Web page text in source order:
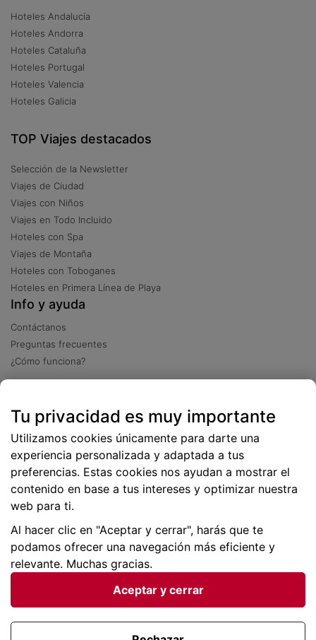
Hoteles Andalucía
Hoteles Andorra
Hoteles Cataluña
Hoteles Portugal
Hoteles Valencia
Hoteles Galicia
TOP Viajes destacados
Selección de la Newsletter
Viajes de Ciudad
Viajes con Niños
Viajes en Todo Incluido
Hoteles con Spa
Viajes de Montaña
Hoteles con Toboganes
Hoteles en Primera Línea de Playa
Info y ayuda
Contáctanos
Preguntas frecuentes
¿Cómo funciona?
Más de 2 millones de descargas
Condiciones generales |Privacidad de datos | Política
Tu privacidad es muy importante
Utilizamos cookies únicamente para darte una
experiencia personalizada y adaptada a tus
preferencias. Estas cookies nos ayudan a mostrar el
contenido en base a tus intereses y optimizar nuestra
web para ti.
Al hacer clic en "Aceptar y cerrar", harás que te
podamos ofrecer una navegación más eficiente y
relevante. Muchas gracias.
Aceptar y cerrar